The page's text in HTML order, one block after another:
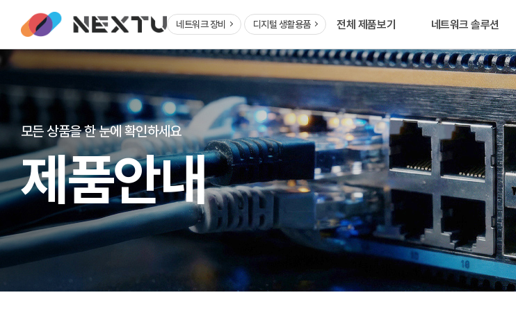
네트워크 장비 디지털 생활용품 전체 제품보기 네트워크 솔루션
모든 상품을 한 눈에 확인하세요
제품안내